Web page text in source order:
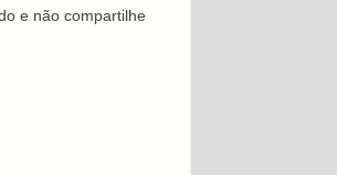
e não compartilhe